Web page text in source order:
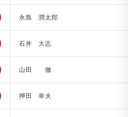
永島 潤太郎
石井 大志
山田 徹
押田 幸夫